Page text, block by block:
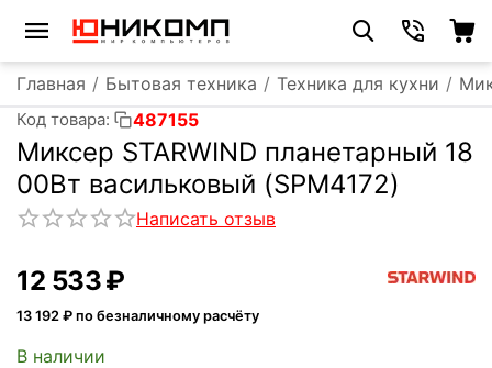
Главная / Бытовая техника / Техника для кухни /
Код товара: 487155
Миксер STARWIND планетарный 18
00Вт васильковый (SPM4172)
Написать отзыв
12 533₽
13 192 ₽ по безналичному расчёту
В наличии